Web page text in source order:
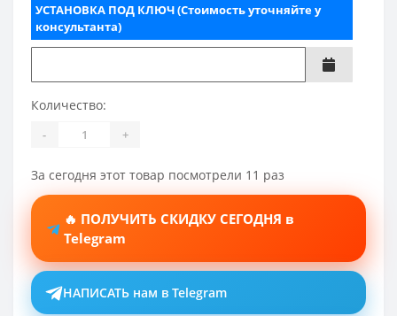
УСТАНОВКА ПОД КЛЮЧ (Стоимость уточняйте у
консультанта)
Количество:
- +
За сегодня этот товар посмотрели 11 раз
🔥 ПОЛУЧИТЬ СКИДКУ СЕГОДНЯ в
Telegram
НАПИСАТЬ нам в Telegram